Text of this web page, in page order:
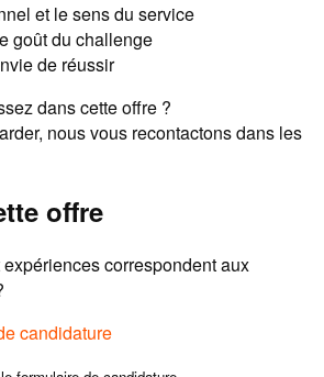
et le sens du service
goût du challenge
de réussir
dans cette offre ?
nous vous recontactons dans les
offre
correspondent aux
candidature